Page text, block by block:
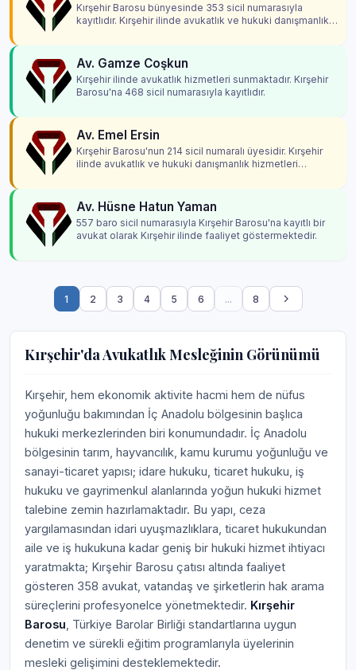
Kırşehir Barosu bünyesinde 353 sicil numarasıyla
kayıtlıdır. Kırşehir ilinde avukatlık ve hukuki danışmanlık
Av. Gamze Coşkun
Kırşehir ilinde avukatlık hizmetleri sunmaktadır. Kırşehir
Barosu'na 468 sicil numarasıyla kayıtlıdır.
Av. Emel Ersin
Kırşehir Barosu'nun 214 sicil numaralı üyesidir. Kırşehir
ilinde avukatlık ve hukuki danışmanlık hizmetleri
Av. Hüsne Hatun Yaman
557 baro sicil numarasıyla Kırşehir Barosu'na kayıtlı bir
avukat olarak Kırşehir ilinde faaliyet göstermektedir.
1 2 3 4 5 6 ... 8
Kırşehir'da Avukatlık Mesleğinin Görünümü
Kırşehir, hem ekonomik aktivite hacmi hem de nüfus
yoğunluğu bakımından İç Anadolu bölgesinin başlıca
hukuki merkezlerinden biri konumundadır. İç Anadolu
bölgesinin tarım, hayvancılık, kamu kurumu yoğunluğu ve
sanayi-ticaret yapısı; idare hukuku, ticaret hukuku, iş
hukuku ve gayrimenkul alanlarında yoğun hukuki hizmet
talebine zemin hazırlamaktadır. Bu yapı, ceza
yargılamasından idari uyuşmazlıklara, ticaret hukukundan
aile ve iş hukukuna kadar geniş bir hukuki hizmet ihtiyacı
yaratmakta; Kırşehir Barosu çatısı altında faaliyet
gösteren 358 avukat, vatandaş ve şirketlerin hak arama
süreçlerini profesyonelce yönetmektedir. Kırşehir
Barosu , Türkiye Barolar Birliği standartlarına uygun
denetim ve sürekli eğitim programlarıyla üyelerinin
mesleki gelişimini desteklemektedir.